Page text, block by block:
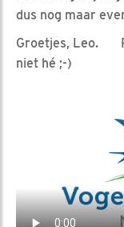
dus nog maar
Groetjes, Leo.
niet hé ;-)